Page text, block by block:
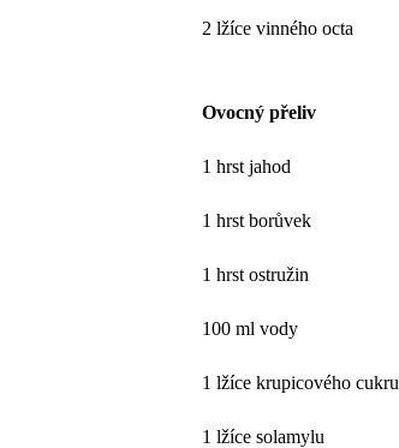
2 lžíce vinného octa
Ovocný přeliv
1 hrst jahod
1 hrst borůvek
1 hrst ostružin
100 ml vody
1 lžíce krupicového cukru
1 lžíce solamylu